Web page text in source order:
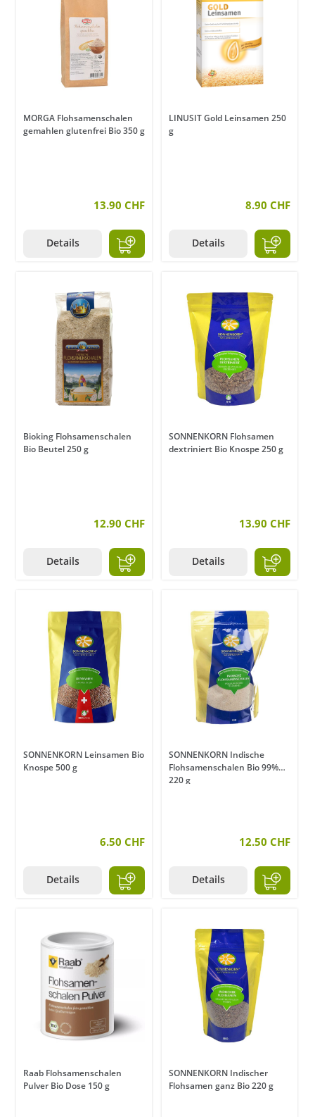
MORGA Flohsamenschalen
gemahlen glutenfrei Bio 350 g
13.90 CHF
Details
LINUSIT Gold Leinsamen 250
g
8.90 CHF
Details
Bioking Flohsamenschalen
Bio Beutel 250 g
12.90 CHF
Details
SONNENKORN Flohsamen
dextriniert Bio Knospe 250 g
13.90 CHF
Details
SONNENKORN Leinsamen Bio
Knospe 500 g
6.50 CHF
Details
SONNENKORN Indische
Flohsamenschalen Bio 99%
220 g
12.50 CHF
Details
Raab Flohsamenschalen
Pulver Bio Dose 150 g
SONNENKORN Indischer
Flohsamen ganz Bio 220 g